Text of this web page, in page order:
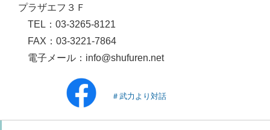
プラザエフ３Ｆ
TEL：03-3265-8121
FAX：03-3221-7864
電子メール：info@shufuren.net
＃武力より対話